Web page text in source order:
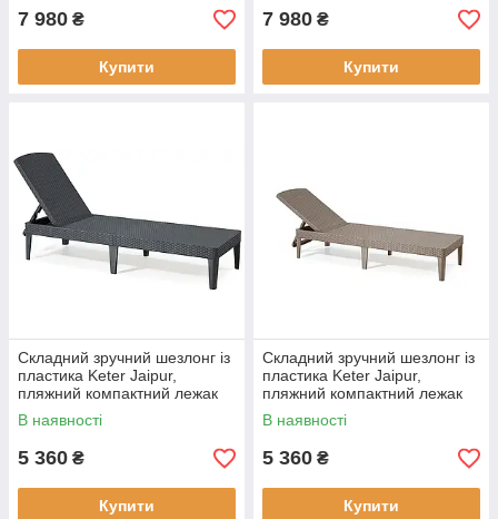
7 980 ₴
Купити
7 980 ₴
Купити
Складний зручний шезлонг із
пластика Keter Jaipur,
пляжний компактний лежак
для саду, дачі, відпочинку на
природі
В наявності
5 360 ₴
Купити
Складний зручний шезлонг із
пластика Keter Jaipur,
пляжний компактний лежак
для саду, дачі, відпочинку на
природі Капучино
В наявності
5 360 ₴
Купити